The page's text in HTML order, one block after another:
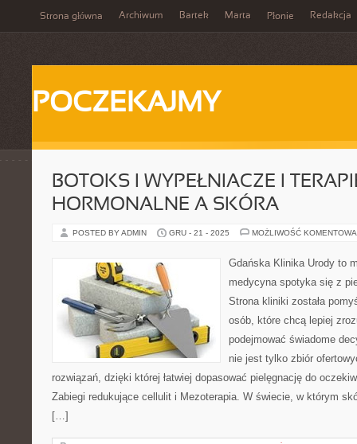
Strona główna Archiwum Bartek Marta Płonie Redakcja
POCZEKAJMY
BOTOKS I WYPEŁNIACZE I
HORMONALNE A SKÓRA
POSTED BY ADMIN GRU - 21 - 2025 MOŻLIWOŚĆ
Gdańska Klinika Urody to
medycyna spotyka się z
Strona kliniki została
osób, które chcą lepiej
podejmować świadome
nie jest tylko zbiór
rozwiązań, dzięki której łatwiej dopasować pielęgnację do
Zabiegi redukujące cellulit i Mezoterapia. W świecie, w którym
[…]